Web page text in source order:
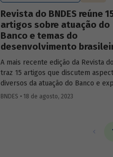
Revista do BNDES reúne
artigos sobre atuação do
Banco e temas do
desenvolvimento
A mais recente edição da Revista
traz 15 artigos que discutem
diversos da atuação do Banco e
questões do desenvolvimento
BNDES • 18 de agosto, 2023